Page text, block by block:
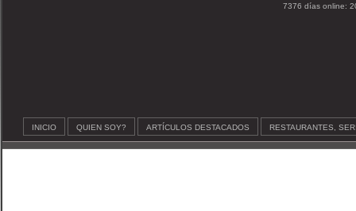
7376 días online:
INICIO QUIEN SOY? ARTÍCULOS DESTACADOS RESTAURANTES,